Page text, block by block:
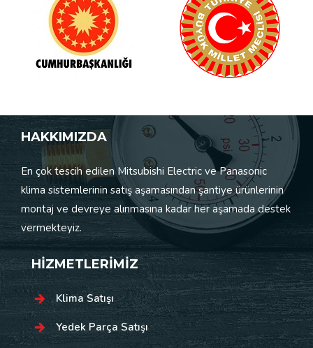
HAKKIMIZDA
En çok tescih edilen Mitsubishi Electric ve Panasonic
klima sistemlerinin satış aşamasından şantiye ürünlerinin
montaj ve devreye alınmasına kadar her aşamada destek
vermekteyiz.
HİZMETLERİMİZ
Klima Satışı
Yedek Parça Satışı